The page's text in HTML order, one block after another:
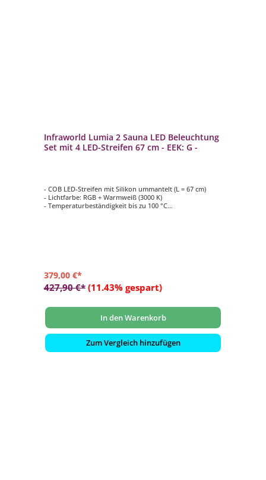
Infraworld Lumia 2 Sauna LED Beleuchtung
Set mit 4 LED-Streifen 67 cm - EEK: G -
- COB LED-Streifen mit Silikon ummantelt (L = 67 cm)
- Lichtfarbe: RGB + Warmweiß (3000 K)
- Temperaturbeständigkeit bis zu 100 °C
379,00 €*
427,90 €* (11.43% gespart)
In den Warenkorb
Zum Vergleich hinzufügen